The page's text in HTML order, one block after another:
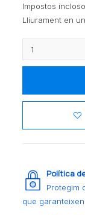
Impostos
Lliurament en
Política
Protegim
que